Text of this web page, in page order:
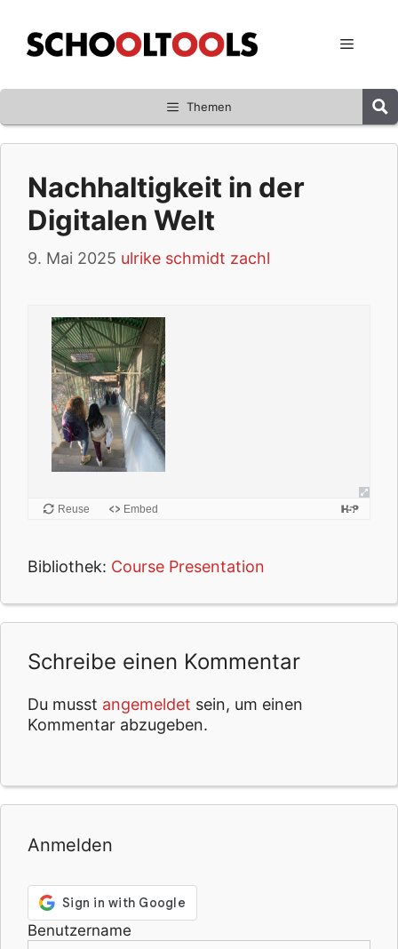
Inhalt
springen
Menü
Themen
Nachhaltigkeit in der
Digitalen Welt
9. Mai 2025 ulrike schmidt zachl
Bibliothek: Course Presentation
Schreibe einen Kommentar
Du musst angemeldet sein, um einen
Kommentar abzugeben.
Anmelden
Benutzername